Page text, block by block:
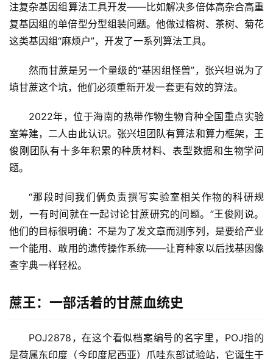
注复杂基因组算法工具开发——比如解决多倍体高杂合高重
复基因组的单倍型分型组装问题。他做过榕树、茶树、菊花
这类基因组“麻烦户”，开发了一系列算法工具。
然而甘蔗是另一个量级的“基因组怪兽”，张兴坦说为了
填甘蔗这个坑，他们必须重新开发一套更有效的算法。
2022年，位于海南的热带作物生物育种全国重点实验
室筹建，二人由此认识。张兴坦团队有算法和算力框架，王
俊刚团队有十多年积累的种质材料、表型数据和生物学问
题。
“那段时间我们俩负责撰写实验室相关作物的科研规
划，一有时间就在一起讨论甘蔗研究的问题。”王俊刚说。
他们的目标很明确：不是为了发文章而测序列，是要给产业
一个能用、敢用的遗传操作系统——让育种家以后找基因像
查字典一样轻松。
蔗王：一部活着的甘蔗血统史
POJ2878，在这个看似档案编号的名字里，POJ指的
是荷属东印度（今印度尼西亚）爪哇东部试验站，它诞生于